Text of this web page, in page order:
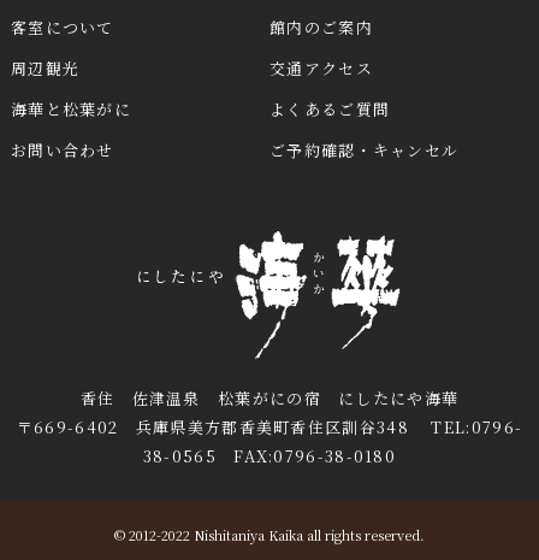
客室について
館内のご案内
周辺観光
交通アクセス
海華と松葉がに
よくあるご質問
お問い合わせ
ご予約確認・キャンセル
香住 佐津温泉 松葉がにの宿 にしたにや海華
〒669-6402 兵庫県美方郡香美町香住区訓谷348 TEL:0796-
38-0565 FAX:0796-38-0180
© 2012-2022 Nishitaniya Kaika all rights reserved.